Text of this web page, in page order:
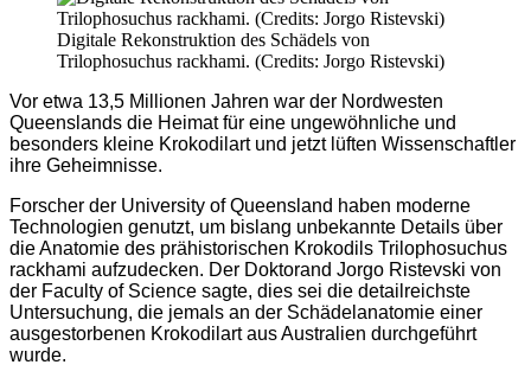
Digitale Rekonstruktion des Schädels von
Trilophosuchus rackhami. (Credits: Jorgo Ristevski)
Vor etwa 13,5 Millionen Jahren war der Nordwesten
Queenslands die Heimat für eine ungewöhnliche und
besonders kleine Krokodilart und jetzt lüften Wissenschaftler
ihre Geheimnisse.
Forscher der University of Queensland haben moderne
Technologien genutzt, um bislang unbekannte Details über
die Anatomie des prähistorischen Krokodils Trilophosuchus
rackhami aufzudecken. Der Doktorand Jorgo Ristevski von
der Faculty of Science sagte, dies sei die detailreichste
Untersuchung, die jemals an der Schädelanatomie einer
ausgestorbenen Krokodilart aus Australien durchgeführt
wurde.